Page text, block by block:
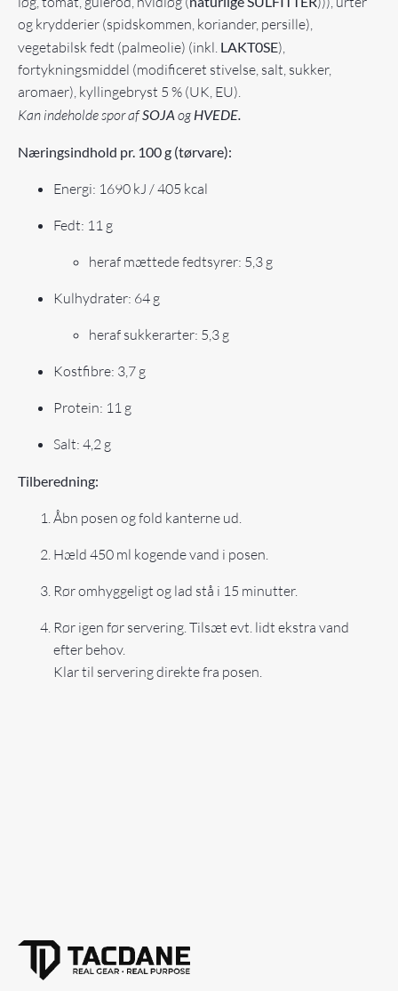
og krydderier (spidskommen, koriander, persille),
vegetabilsk fedt (palmeolie) (inkl. LAKT0SE),
fortykningsmiddel (modificeret stivelse, salt, sukker,
aromaer), kyllingebryst 5 % (UK, EU).
Kan indeholde spor afSOJA ogHVEDE.
Næringsindhold pr. 100 g (tørvare):
Energi: 1690 kJ / 405 kcal
Fedt: 11 g
heraf mættede fedtsyrer: 5,3 g
Kulhydrater: 64 g
heraf sukkerarter: 5,3 g
Kostfibre: 3,7 g
Protein: 11 g
Salt: 4,2 g
Tilberedning:
Åbn posen og fold kanterne ud.
Hæld 450 ml kogende vand i posen.
Rør omhyggeligt og lad stå i 15 minutter.
Rør igen før servering. Tilsæt evt. lidt ekstra vand
efter behov.
Klar til servering direkte fra posen.